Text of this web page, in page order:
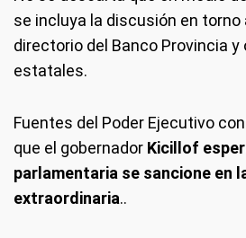
se incluya la discusión en torno
directorio del Banco Provincia
estatales.
Fuentes del Poder Ejecutivo
que el gobernador Kicillof
parlamentaria se sancione en
extraordinaria..